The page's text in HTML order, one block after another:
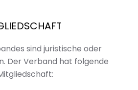
sind juristische oder
Der Verband hat folgende